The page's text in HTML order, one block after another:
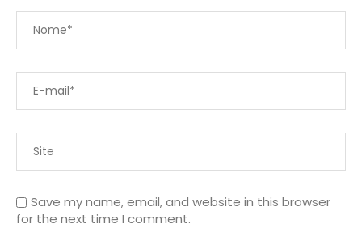
Save my name, email, and website in this browser
for the next time I comment.